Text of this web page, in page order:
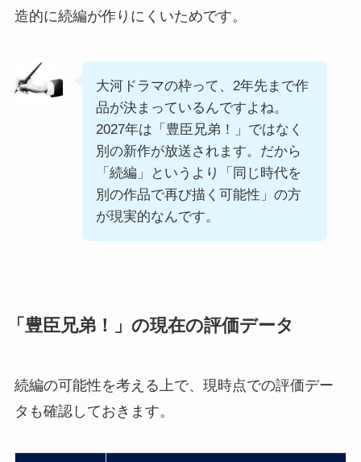
造的に続編が作りにくいためです。
大河ドラマの枠って、2年先まで作
品が決まっているんですよね。
2027年は「豊臣兄弟！」ではなく
別の新作が放送されます。だから
「続編」というより「同じ時代を
別の作品で再び描く可能性」の方
が現実的なんです。
「豊臣兄弟！」の現在の評価データ
続編の可能性を考える上で、現時点での評価デー
タも確認しておきます。